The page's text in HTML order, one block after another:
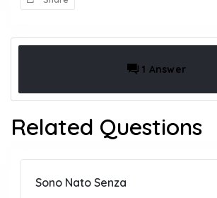
1 Answer
Related Questions
Sono Nato Senza